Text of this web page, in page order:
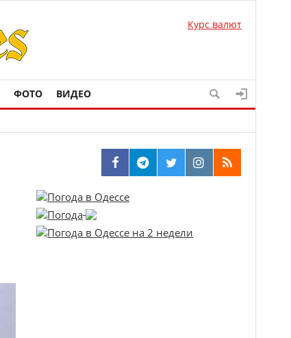
Курс валют
ФОТО ВИДЕО